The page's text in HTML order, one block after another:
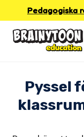
content
Pedagogiska
Pyssel